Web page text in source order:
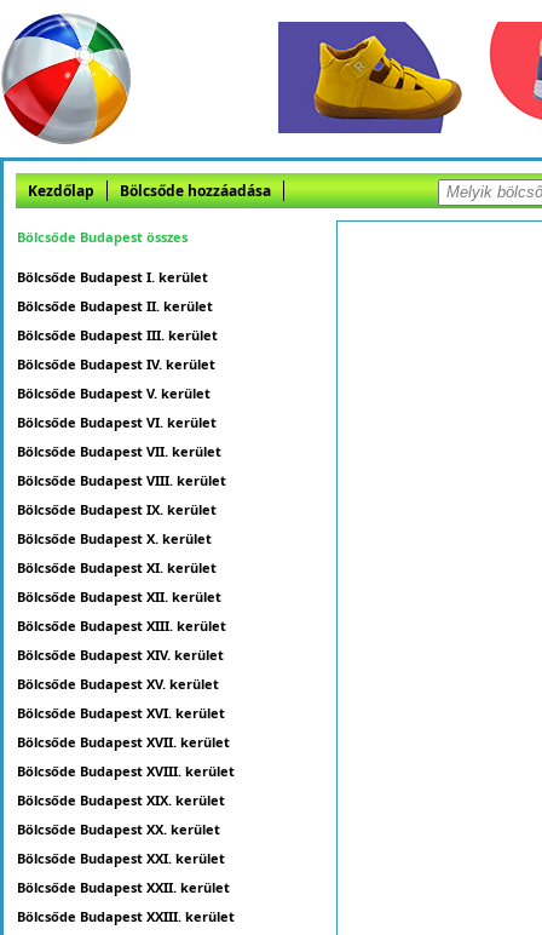
Kezdőlap Bölcsőde hozzáadása
Bölcsőde Budapest összes
Bölcsőde Budapest I. kerület
Bölcsőde Budapest II. kerület
Bölcsőde Budapest III. kerület
Bölcsőde Budapest IV. kerület
Bölcsőde Budapest V. kerület
Bölcsőde Budapest VI. kerület
Bölcsőde Budapest VII. kerület
Bölcsőde Budapest VIII. kerület
Bölcsőde Budapest IX. kerület
Bölcsőde Budapest X. kerület
Bölcsőde Budapest XI. kerület
Bölcsőde Budapest XII. kerület
Bölcsőde Budapest XIII. kerület
Bölcsőde Budapest XIV. kerület
Bölcsőde Budapest XV. kerület
Bölcsőde Budapest XVI. kerület
Bölcsőde Budapest XVII. kerület
Bölcsőde Budapest XVIII. kerület
Bölcsőde Budapest XIX. kerület
Bölcsőde Budapest XX. kerület
Bölcsőde Budapest XXI. kerület
Bölcsőde Budapest XXII. kerület
Bölcsőde Budapest XXIII. kerület